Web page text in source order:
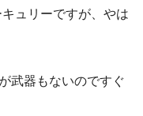
ュリーですが、やは
武器もないのですぐ